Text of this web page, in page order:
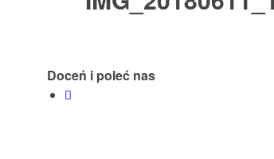
Doceń i poleć nas